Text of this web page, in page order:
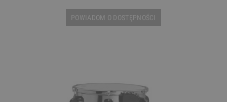
POWIADOM O DOSTĘPNOŚCI